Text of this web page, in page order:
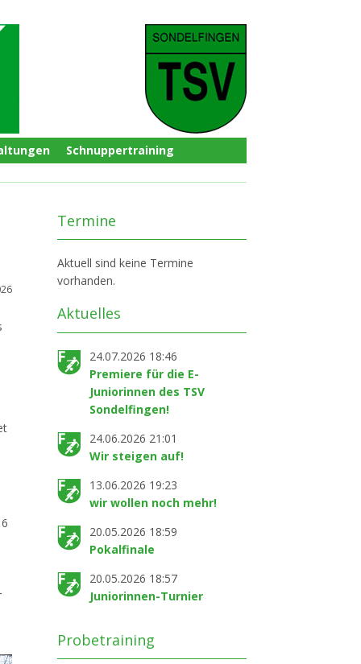
Schnuppertraining
Termine
Aktuell sind keine Termine
vorhanden.
Aktuelles
24.07.2026 18:46
Premiere für die E-
Juniorinnen des TSV
Sondelfingen!
24.06.2026 21:01
Wir steigen auf!
13.06.2026 19:23
wir wollen noch mehr!
20.05.2026 18:59
Pokalfinale
20.05.2026 18:57
Juniorinnen-Turnier
Probetraining